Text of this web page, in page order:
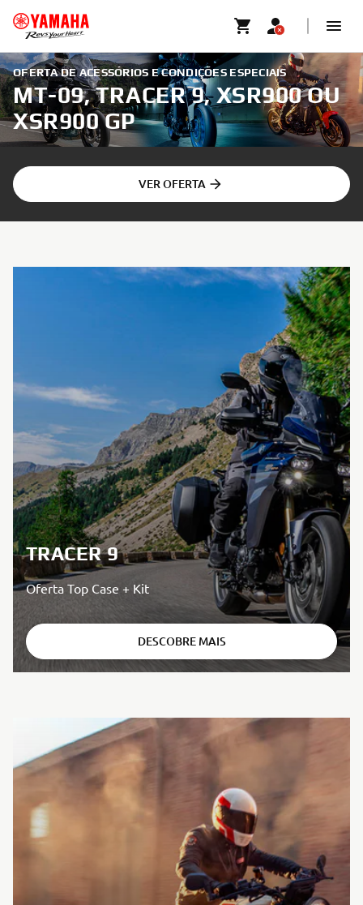
OFERTA DE ACESSÓRIOS E CONDIÇÕES ESPECIAIS
MT-09, TRACER 9, XSR900 OU
XSR900 GP
VER OFERTA
TRACER 9
Oferta Top Case + Kit
DESCOBRE MAIS